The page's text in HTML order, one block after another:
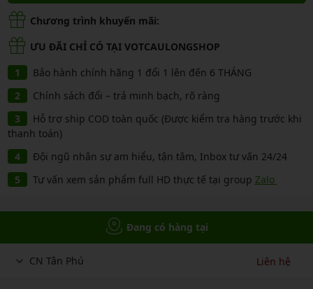
Chương trình khuyến mãi:
ƯU ĐÃI CHỈ CÓ TẠI VOTCAULONGSHOP
Bảo hành chính hãng 1 đổi 1 lên đến 6 THÁNG
Chính sách đổi – trả minh bạch, rõ ràng
Hỗ trợ ship COD toàn quốc (Được kiểm tra hàng trước khi
thanh toán)
Đội ngũ nhân sự am hiểu, tận tâm, Inbox tư vấn 24/24
Tư vấn xem sản phẩm full HD thực tế tại group Zalo
Đang có hàng tại
CN Tân Phú Liên hệ